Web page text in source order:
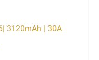
3120mAh | 30A